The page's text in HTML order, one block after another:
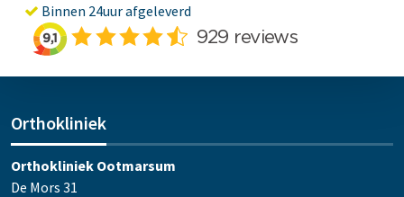
Binnen 24uur afgeleverd
Orthokliniek
Orthokliniek Ootmarsum
De Mors 31